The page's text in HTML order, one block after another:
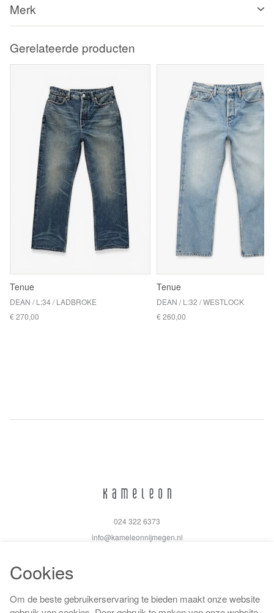
Merk
Gerelateerde producten
Tenue
DEAN / L:34 / LADBROKE
€ 270,00
Tenue
DEAN / L:32 / WESTLOCK
€ 260,00
024 322 6373
info@kameleonnijmegen.nl
Algemene voorwaarden
Cookies
Om de beste gebruikerservaring te bieden maakt onze website